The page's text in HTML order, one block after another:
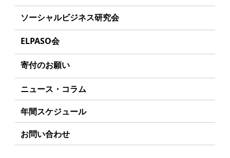
起業を考えているみなさんへ
応援したいみなさんへ
組織
年間スケジュール
定款
個人情報保護方針
アクセス
給付型奨学金とは
事業方針
募集要項
ソーシャルビジネスとは
受賞者一覧
ソーシャルビジネス研究会
研究会のねらい
研究会一覧
ELPASO会
ELPASO会とは
会員限定ページ
寄付のお願い
お手続き
寄付支援者
ニュース・コラム
年間スケジュール
お問い合わせ